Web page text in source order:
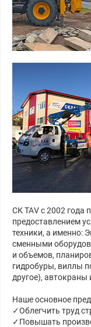
СК ТАV с 2002 года
предоставлением
техники, а именно:
сменными
и объемов,
гидробуры, виллы
другое),
Наше основное
✓Облегчить труд
✓Повышать